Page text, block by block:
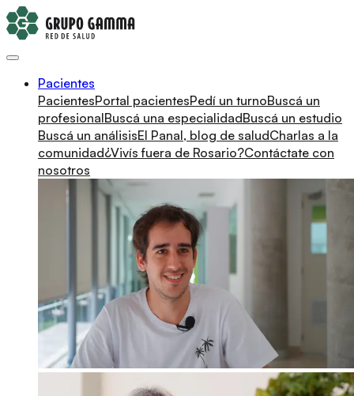
Pacientes
PacientesPortal pacientesPedí un turnoBuscá un
profesionalBuscá una especialidadBuscá un estudio
Buscá un análisisEl Panal, blog de saludCharlas a la
comunidad¿Vivís fuera de Rosario?Contáctate con
nosotros